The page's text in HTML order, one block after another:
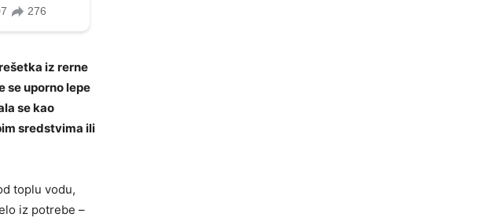
iz rerne
se uporno lepe
se kao
sredstvima ili
toplu vodu,
iz potrebe –